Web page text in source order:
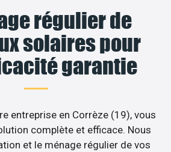
régulier de
solaires pour
garantie
entreprise en Corrèze (19), vous
complète et efficace. Nous
et le ménage régulier de vos